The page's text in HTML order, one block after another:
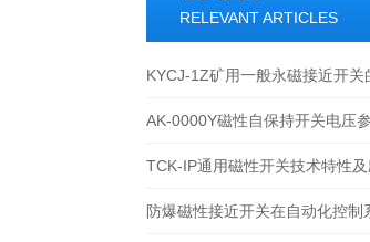
RELEVANT ARTICLES